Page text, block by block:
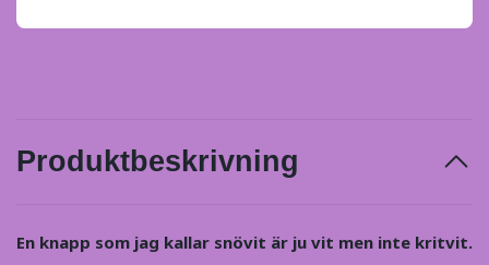
Produktbeskrivning
En knapp som jag kallar snövit är ju vit men inte kritvit.